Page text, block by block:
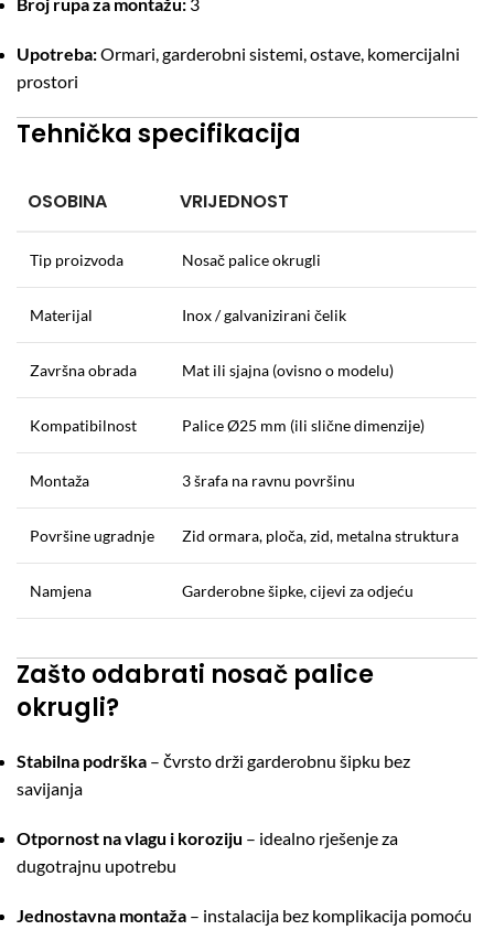
Upotreba:Ormari, garderobni sistemi, ostave, komercijalni
prostori
Tehnička specifikacija
OSOBINA VRIJEDNOST
Tip proizvoda Nosač palice okrugli
Materijal Inox / galvanizirani čelik
Završna obrada Mat ili sjajna (ovisno o modelu)
Kompatibilnost Palice Ø25 mm (ili slične dimenzije)
Montaža 3 šrafa na ravnu površinu
Površine ugradnje Zid ormara, ploča, zid, metalna struktura
Namjena Garderobne šipke, cijevi za odjeću
Zašto odabrati nosač palice
okrugli?
Stabilna podrška – čvrsto drži garderobnu šipku bez
savijanja
Otpornost na vlagu i koroziju – idealno rješenje za
dugotrajnu upotrebu
Jednostavna montaža – instalacija bez komplikacija pomoću